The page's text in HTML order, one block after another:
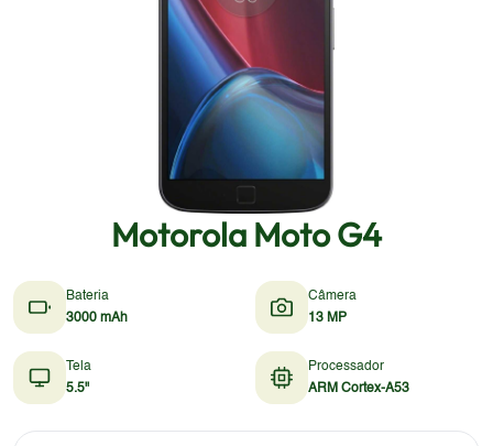
Motorola Moto G4
Bateria
3000 mAh
Câmera
13 MP
Tela
5.5"
Processador
ARM Cortex-A53